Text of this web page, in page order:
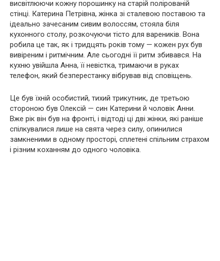
висвітлюючи кожну порошинку на старій полірованій
стінці. Катерина Петрівна, жінка зі сталевою поставою та
ідеально зачесаним сивим волоссям, стояла біля
кухонного столу, розкочуючи тісто для вареників. Вона
робила це так, як і тридцять років тому — кожен рух був
вивіреним і ритмічним. Але сьогодні її ритм збивався. На
кухню увійшла Анна, її невістка, тримаючи в руках
телефон, який безперестанку вібрував від сповіщень.
Це був їхній особистий, тихий трикутник, де третьою
стороною був Олексій — син Катерини й чоловік Анни.
Вже рік він був на фронті, і відтоді ці дві жінки, які раніше
спілкувалися лише на свята через силу, опинилися
замкненими в одному просторі, сплетені спільним страхом
і різним коханням до одного чоловіка.